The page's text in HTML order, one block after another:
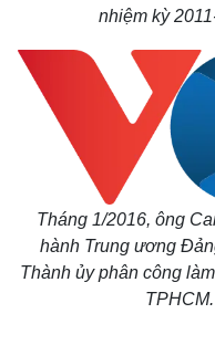
nhiệm kỳ
Tháng 1/2016, ông
hành Trung ương
Thành ủy phân công
TPHCM.